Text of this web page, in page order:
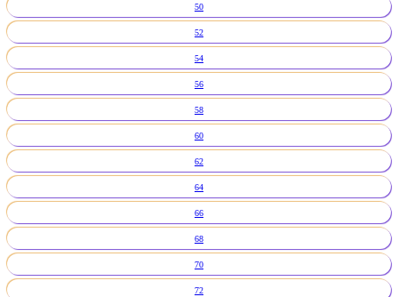
50
52
54
56
58
60
62
64
66
68
70
72